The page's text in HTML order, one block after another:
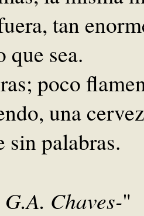
tan
que sea.
poco
una
sin palabras.
Chaves-"